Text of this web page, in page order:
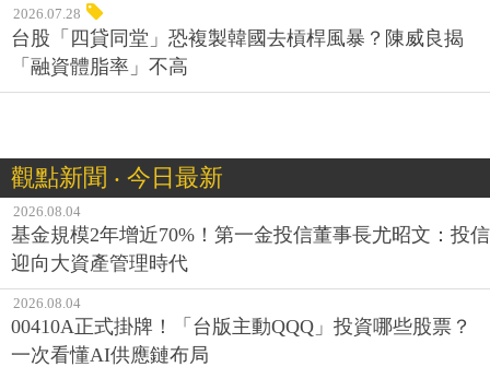
2026.07.28
台股「四貸同堂」恐複製韓國去槓桿風暴？陳威良揭
「融資體脂率」不高
觀點新聞 ‧ 今日最新
2026.08.04
基金規模2年增近70%！第一金投信董事長尤昭文：投信
迎向大資產管理時代
2026.08.04
00410A正式掛牌！「台版主動QQQ」投資哪些股票？
一次看懂AI供應鏈布局